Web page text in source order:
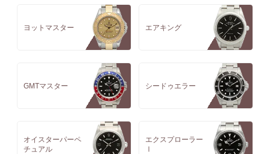
ヨットマスター エアキング
GMTマスター シードゥエラー
オイスターパーペ
チュアル
エクスプローラー
Ⅰ